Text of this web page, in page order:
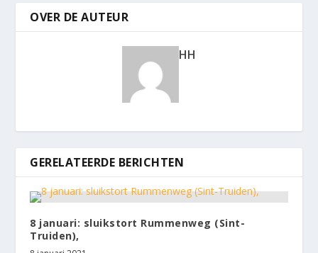
OVER DE AUTEUR
HH
GERELATEERDE BERICHTEN
8 januari: sluikstort Rummenweg (Sint-
Truiden),